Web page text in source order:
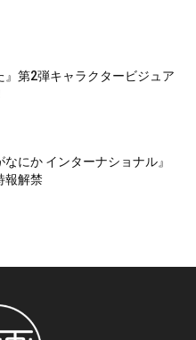
』第2弾キャラクタービジュア
なにか インターナショナル』
報解禁